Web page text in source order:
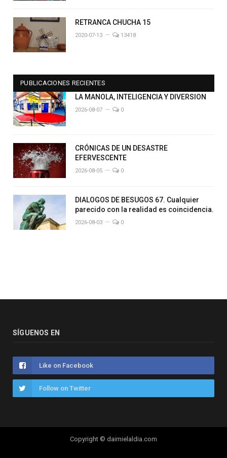
RETRANCA CHUCHA 15
2020-07-13 13418
PUBLICACIONES RECIENTES
LA MANOLA, INTELIGENCIA Y DIVERSION
2026-08-07 0
CRÓNICAS DE UN DESASTRE
EFERVESCENTE
2026-08-05 0
DIALOGOS DE BESUGOS 67. Cualquier
parecido con la realidad es coincidencia.
2026-08-03 0
SÍGUENOS EN
Like on Facebook
Follow on Twitter
Copyright © daimielaldia.com